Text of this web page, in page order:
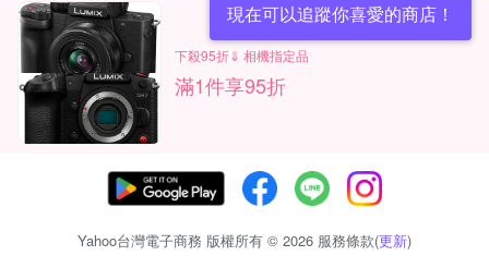
現在可以追蹤你喜愛的商店！
下殺95折⇓ 相機指定品
滿1件享95折
Yahoo台灣電子商務 版權所有 © 2026 服務條款(更新)